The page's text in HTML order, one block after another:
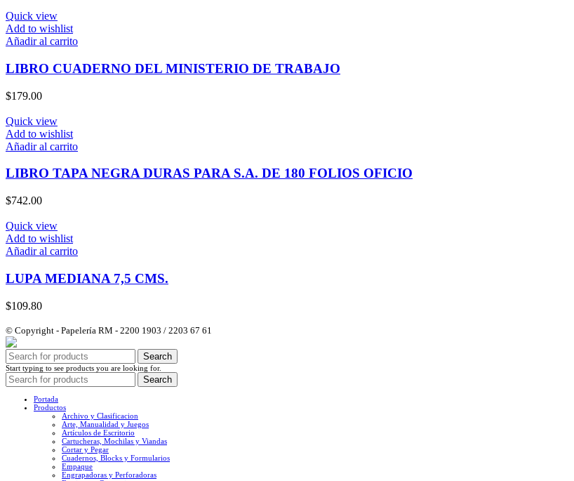
Quick view
Add to wishlist
Añadir al carrito
LIBRO CUADERNO DEL MINISTERIO DE TRABAJO
$179.00
Quick view
Add to wishlist
Añadir al carrito
LIBRO TAPA NEGRA DURAS PARA S.A. DE 180 FOLIOS OFICIO
$742.00
Quick view
Add to wishlist
Añadir al carrito
LUPA MEDIANA 7,5 CMS.
$109.80
© Copyright - Papelería RM - 2200 1903 / 2203 67 61
Search
Start typing to see products you are looking for.
Search
Portada
Productos
Archivo y Clasificacion
Arte, Manualidad y Juegos
Artículos de Escritorio
Cartucheras, Mochilas y Viandas
Cortar y Pegar
Cuadernos, Blocks y Formularios
Empaque
Engrapadoras y Perforadoras